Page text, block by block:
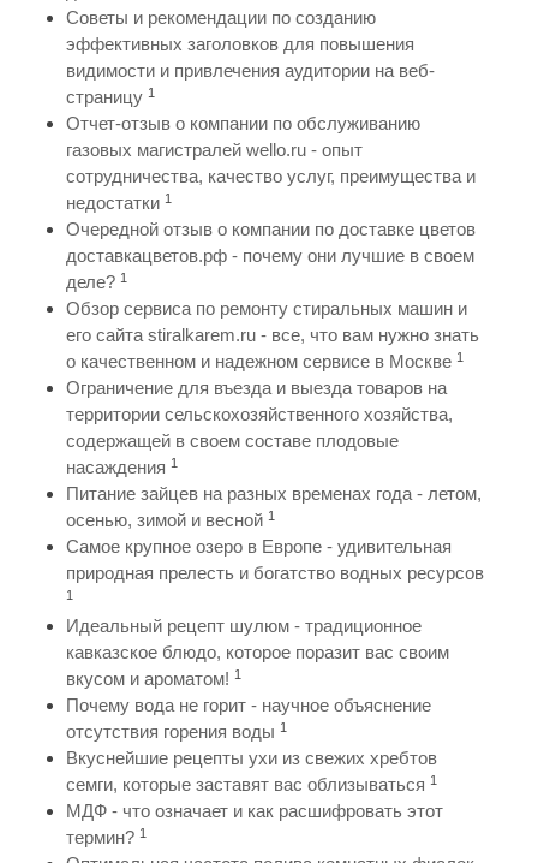
Советы и рекомендации по созданию
эффективных заголовков для повышения
видимости и привлечения аудитории на веб-
страницу 1
Отчет-отзыв о компании по обслуживанию
газовых магистралей wello.ru - опыт
сотрудничества, качество услуг, преимущества и
недостатки 1
Очередной отзыв о компании по доставке цветов
доставкацветов.рф - почему они лучшие в своем
деле? 1
Обзор сервиса по ремонту стиральных машин и
его сайта stiralkarem.ru - все, что вам нужно знать
о качественном и надежном сервисе в Москве 1
Ограничение для въезда и выезда товаров на
территории сельскохозяйственного хозяйства,
содержащей в своем составе плодовые
насаждения 1
Питание зайцев на разных временах года - летом,
осенью, зимой и весной 1
Самое крупное озеро в Европе - удивительная
природная прелесть и богатство водных ресурсов
1
Идеальный рецепт шулюм - традиционное
кавказское блюдо, которое поразит вас своим
вкусом и ароматом! 1
Почему вода не горит - научное объяснение
отсутствия горения воды 1
Вкуснейшие рецепты ухи из свежих хребтов
семги, которые заставят вас облизываться 1
МДФ - что означает и как расшифровать этот
термин? 1